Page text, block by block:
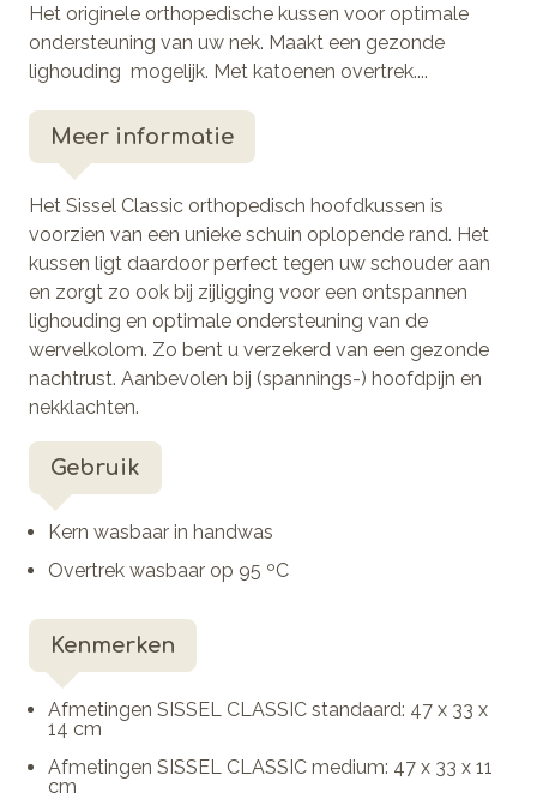
Het originele orthopedische kussen voor optimale
ondersteuning van uw nek. Maakt een gezonde
lighouding mogelijk. Met katoenen overtrek....
Meer informatie
Het Sissel Classic orthopedisch hoofdkussen is
voorzien van een unieke schuin oplopende rand. Het
kussen ligt daardoor perfect tegen uw schouder aan
en zorgt zo ook bij zijligging voor een ontspannen
lighouding en optimale ondersteuning van de
wervelkolom. Zo bent u verzekerd van een gezonde
nachtrust. Aanbevolen bij (spannings-) hoofdpijn en
nekklachten.
Gebruik
Kern wasbaar in handwas
Overtrek wasbaar op 95 ºC
Kenmerken
Afmetingen SISSEL CLASSIC standaard: 47 x 33 x
14 cm
Afmetingen SISSEL CLASSIC medium: 47 x 33 x 11
cm